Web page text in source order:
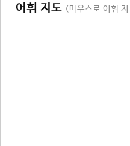
어휘 지도 (마우스로 어휘